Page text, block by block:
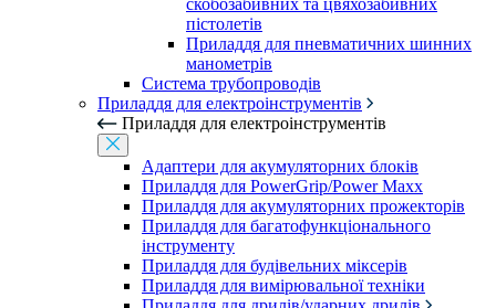
скобозабивних та цвяхозабивних
пістолетів
Приладдя для пневматичних шинних
манометрів
Система трубопроводів
Приладдя для електроінструментів
Приладдя для електроінструментів
Адаптери для акумуляторних блоків
Приладдя для PowerGrip/Power Maxx
Приладдя для акумуляторних прожекторів
Приладдя для багатофункціонального
інструменту
Приладдя для будівельних міксерів
Приладдя для вимірювальної техніки